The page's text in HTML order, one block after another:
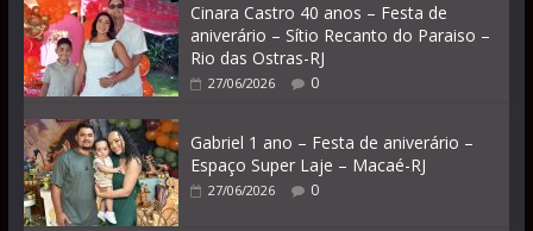
Cinara Castro 40 anos – Festa de
aniverário – Sítio Recanto do Paraiso –
Rio das Ostras-RJ
27/06/2026 0
Gabriel 1 ano – Festa de aniverário –
Espaço Super Laje – Macaé-RJ
27/06/2026 0